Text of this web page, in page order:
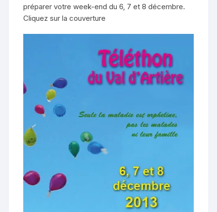
préparer votre week-end du 6, 7 et 8 décembre.
Cliquez sur la couverture